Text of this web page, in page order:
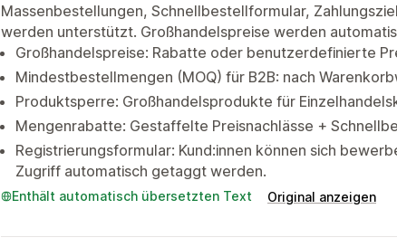
Massenbestellungen, Schnellbestellformular,
werden unterstützt. Großhandelspreise werden
Großhandelspreise: Rabatte oder benutzerdefinierte
Mindestbestellmengen (MOQ) für B2B: nach
Produktsperre: Großhandelsprodukte für
Mengenrabatte: Gestaffelte Preisnachlässe +
Registrierungsformular: Kund:innen können sich
Zugriff automatisch getaggt werden.
Enthält automatisch übersetzten Text Original anzeigen